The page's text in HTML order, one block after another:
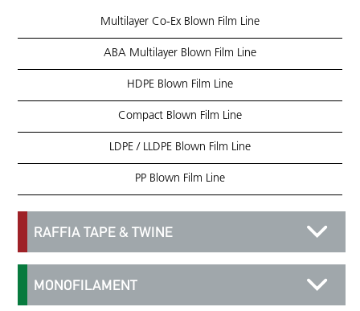
Multilayer Co-Ex Blown Film Line
ABA Multilayer Blown Film Line
HDPE Blown Film Line
Compact Blown Film Line
LDPE / LLDPE Blown Film Line
PP Blown Film Line
RAFFIA TAPE & TWINE
MONOFILAMENT